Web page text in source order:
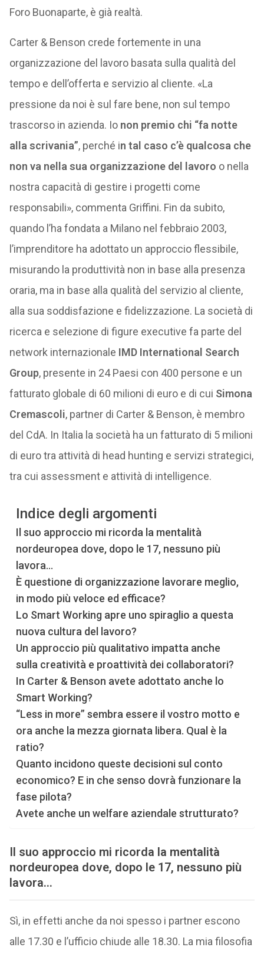
Foro Buonaparte, è già realtà.
Carter & Benson crede fortemente in una
organizzazione del lavoro basata sulla qualità del
tempo e dell’offerta e servizio al cliente. «La
pressione da noi è sul fare bene, non sul tempo
trascorso in azienda. Io non premio chi “fa notte
alla scrivania”, perché in tal caso c’è qualcosa che
non va nella sua organizzazione del lavoro o nella
nostra capacità di gestire i progetti come
responsabili», commenta Griffini. Fin da subito,
quando l’ha fondata a Milano nel febbraio 2003,
l’imprenditore ha adottato un approccio flessibile,
misurando la produttività non in base alla presenza
oraria, ma in base alla qualità del servizio al cliente,
alla sua soddisfazione e fidelizzazione. La società di
ricerca e selezione di figure executive fa parte del
network internazionale IMD International Search
Group, presente in 24 Paesi con 400 persone e un
fatturato globale di 60 milioni di euro e di cui Simona
Cremascoli, partner di Carter & Benson, è membro
del CdA. In Italia la società ha un fatturato di 5 milioni
di euro tra attività di head hunting e servizi strategici,
tra cui assessment e attività di intelligence.
Indice degli argomenti
Il suo approccio mi ricorda la mentalità
nordeuropea dove, dopo le 17, nessuno più
lavora…
È questione di organizzazione lavorare meglio,
in modo più veloce ed efficace?
Lo Smart Working apre uno spiraglio a questa
nuova cultura del lavoro?
Un approccio più qualitativo impatta anche
sulla creatività e proattività dei collaboratori?
In Carter & Benson avete adottato anche lo
Smart Working?
“Less in more” sembra essere il vostro motto e
ora anche la mezza giornata libera. Qual è la
ratio?
Quanto incidono queste decisioni sul conto
economico? E in che senso dovrà funzionare la
fase pilota?
Avete anche un welfare aziendale strutturato?
Il suo approccio mi ricorda la mentalità
nordeuropea dove, dopo le 17, nessuno più
lavora…
Sì, in effetti anche da noi spesso i partner escono
alle 17.30 e l’ufficio chiude alle 18.30. La mia filosofia